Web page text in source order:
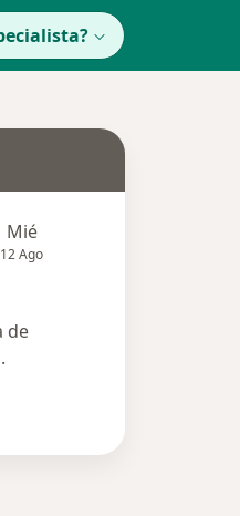
Mié
12 Ago
de